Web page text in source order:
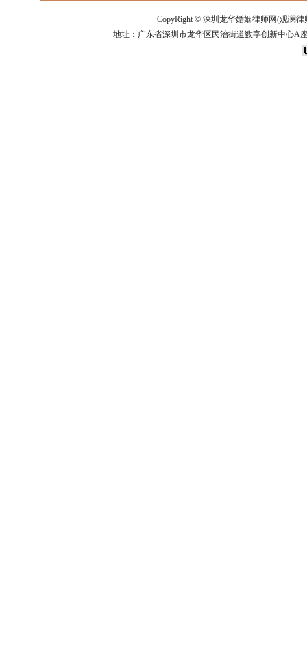
CopyRight © 深圳龙华婚姻律师网(观澜律
地址：广东省深圳市龙华区民治街道数字创新中心